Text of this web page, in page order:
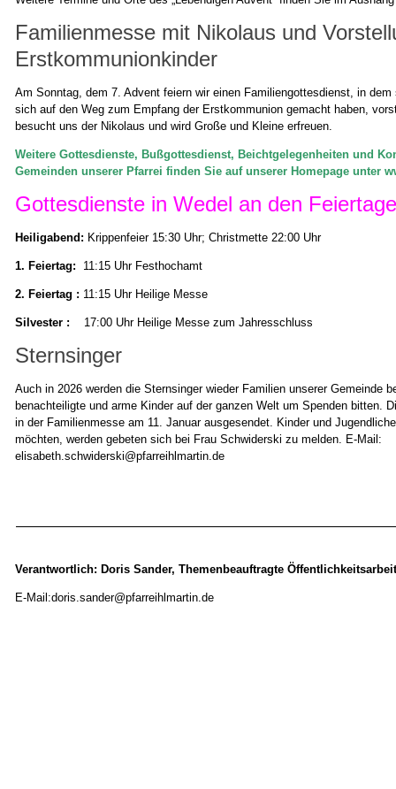
Familienmesse mit Nikolaus und
Erstkommunionkinder
Am Sonntag, dem 7. Advent feiern wir einen Familiengottesdienst, in dem
sich auf den Weg zum Empfang der Erstkommunion gemacht haben,
besucht uns der Nikolaus und wird Große und Kleine erfreuen.
Weitere Gottesdienste, Bußgottesdienst, Beichtgelegenheiten und
Gemeinden unserer Pfarrei finden Sie auf unserer Homepage unter
Gottesdienste in Wedel an den
Heiligabend: Krippenfeier 15:30 Uhr; Christmette 22:00 Uhr
1. Feiertag: 11:15 Uhr Festhochamt
2. Feiertag : 11:15 Uhr Heilige Messe
Silvester : 17:00 Uhr Heilige Messe zum Jahresschluss
Sternsinger
Auch in 2026 werden die Sternsinger wieder Familien unserer Gemeinde
benachteiligte und arme Kinder auf der ganzen Welt um Spenden bitten.
in der Familienmesse am 11. Januar ausgesendet. Kinder und
möchten, werden gebeten sich bei Frau Schwiderski zu melden. E-Mail:
elisabeth.schwiderski@pfarreihlmartin.de
Verantwortlich: Doris Sander, Themenbeauftragte
E-Mail:doris.sander@pfarreihlmartin.de